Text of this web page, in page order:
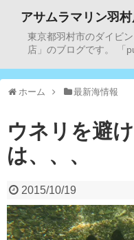
アサムラマリン羽
東京都羽村市のダイビ
店」のブログです。 「
ホーム 最新海情報
ウネリを避
は、、、
2015/10/19